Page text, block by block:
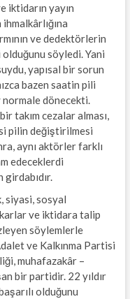
iktidarın yayın
ve dedektörlerin
olduğunu söyledi. Yani
yapısal bir sorun
bazen saatin pili
dönecekti.
takım cezalar alması,
pilin değiştirilmesi
aynı aktörler farklı
edeceklerdi
girdabıdır.
siyasi, sosyal
ve iktidara talip
söylemlerle
ve Kalkınma Partisi
muhafazakâr –
bir partidir. 22 yıldır
olduğunu